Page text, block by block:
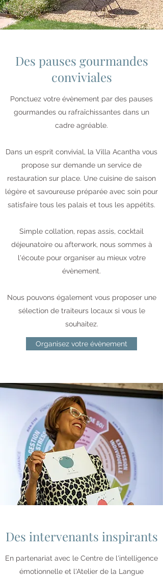
Des pauses gourmandes
conviviales
Ponctuez votre évènement par des pauses
gourmandes ou rafraîchissantes dans un
cadre agréable.
Dans un esprit convivial, la Villa Acantha vous
propose sur demande un service de
restauration sur place. Une cuisine de saison
légère et savoureuse préparée avec soin pour
satisfaire tous les palais et tous les appétits.
Simple collation, repas assis, cocktail
déjeunatoire ou afterwork, nous sommes à
l'écoute pour organiser au mieux votre
évènement.
Nous pouvons également vous proposer une
sélection de traiteurs locaux si vous le
souhaitez.
Organisez votre évènement
Des intervenants inspirants
En partenariat avec le Centre de l'intelligence
émotionnelle et l'Atelier de la Langue